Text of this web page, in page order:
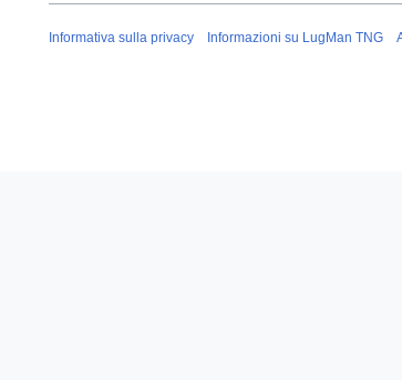
Informativa sulla privacy Informazioni su LugMan TNG